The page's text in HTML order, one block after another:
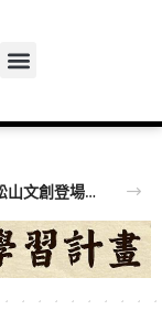
2026臺北永續競爭力論壇暨淨零行動特展》松山文創登場！ 企業、市民化身淨零英雄，成就臺北永續未來